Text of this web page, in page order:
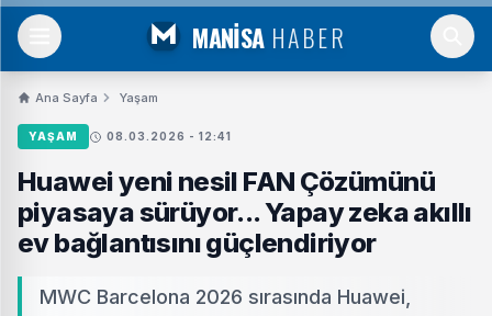
MANİSA HABER
Ana Sayfa Yaşam
YAŞAM 08.03.2026 - 12:41
Huawei yeni nesil FAN Çözümünü
piyasaya sürüyor... Yapay zeka akıllı
ev bağlantısını güçlendiriyor
MWC Barcelona 2026 sırasında Huawei,